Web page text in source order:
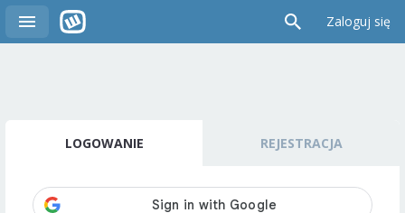
Zaloguj się
LOGOWANIE REJESTRACJA